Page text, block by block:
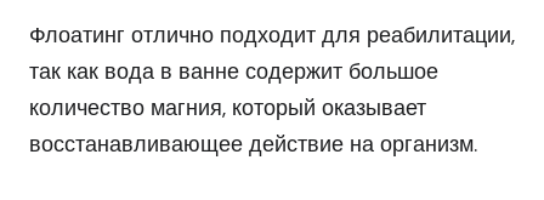
Флоатинг отлично подходит для реабилитации,
так как вода в ванне содержит большое
количество магния, который оказывает
восстанавливающее действие на организм.